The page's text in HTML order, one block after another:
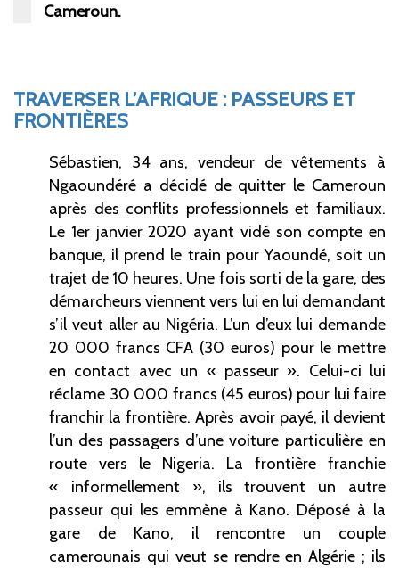
Cameroun.
TRAVERSER L’AFRIQUE : PASSEURS ET
FRONTIÈRES
Sébastien, 34 ans, vendeur de vêtements à
Ngaoundéré a décidé de quitter le Cameroun
après des conflits professionnels et familiaux.
Le 1er janvier 2020 ayant vidé son compte en
banque, il prend le train pour Yaoundé, soit un
trajet de 10 heures. Une fois sorti de la gare, des
démarcheurs viennent vers lui en lui demandant
s’il veut aller au Nigéria. L’un d’eux lui demande
20 000 francs CFA (30 euros) pour le mettre
en contact avec un « passeur ». Celui-ci lui
réclame 30 000 francs (45 euros) pour lui faire
franchir la frontière. Après avoir payé, il devient
l’un des passagers d’une voiture particulière en
route vers le Nigeria. La frontière franchie
«
informellement
», ils trouvent un autre
passeur qui les emmène à Kano. Déposé à la
gare de Kano, il rencontre un couple
camerounais qui veut se rendre en Algérie ; ils